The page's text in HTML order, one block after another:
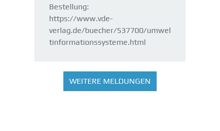
Bestellung:
https://www.vde-
verlag.de/buecher/537700/umwel
tinformationssysteme.html
WEITERE MELDUNGEN